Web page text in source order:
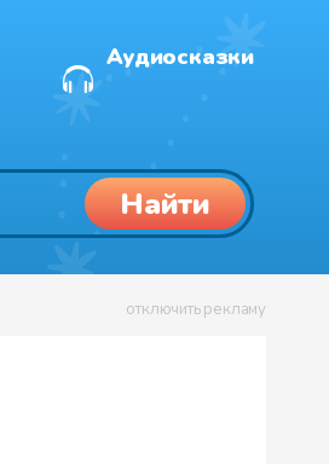
Аудиосказки
Найти
отключить рекламу